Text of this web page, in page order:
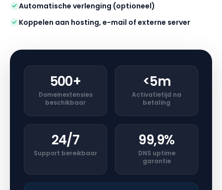
Automatische verlenging (optioneel)
Koppelen aan hosting, e-mail of externe server
500+
Domein­extensies
beschikbaar
<5m
Activatie­tijd na
betaling
24/7
Support bereikbaar
99,9%
DNS uptime
garantie